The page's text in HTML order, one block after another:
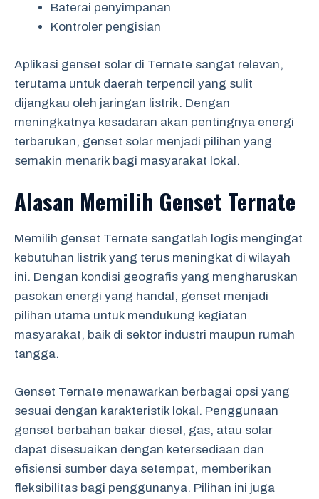
Baterai penyimpanan
Kontroler pengisian
Aplikasi genset solar di Ternate sangat relevan,
terutama untuk daerah terpencil yang sulit
dijangkau oleh jaringan listrik. Dengan
meningkatnya kesadaran akan pentingnya energi
terbarukan, genset solar menjadi pilihan yang
semakin menarik bagi masyarakat lokal.
Alasan Memilih Genset Ternate
Memilih genset Ternate sangatlah logis mengingat
kebutuhan listrik yang terus meningkat di wilayah
ini. Dengan kondisi geografis yang mengharuskan
pasokan energi yang handal, genset menjadi
pilihan utama untuk mendukung kegiatan
masyarakat, baik di sektor industri maupun rumah
tangga.
Genset Ternate menawarkan berbagai opsi yang
sesuai dengan karakteristik lokal. Penggunaan
genset berbahan bakar diesel, gas, atau solar
dapat disesuaikan dengan ketersediaan dan
efisiensi sumber daya setempat, memberikan
fleksibilitas bagi penggunanya. Pilihan ini juga